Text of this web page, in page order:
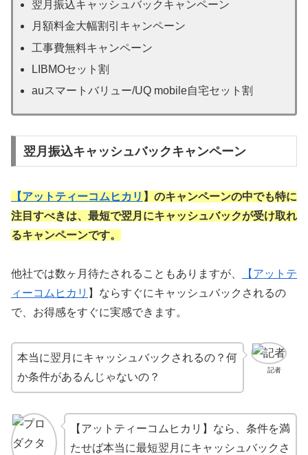
翌月振込キャッシュバックキャンペーン
月額料金大幅割引キャンペーン
工事費無料キャンペーン
LIBMOセット割
auスマートバリュー/UQ mobile自宅セット割
翌月振込キャッシュバックキャンペーン
【アットティーコムヒカリ 】のキャンペーンの中でも特に
注目すべきは、最短で翌月にキャッシュバックが受け取れ
るキャンペーンです。
他社では数ヶ月待たされることもありますが、 【 アットテ
ィーコムヒカリ 】ならすぐにキャッシュバックされるの
で、お得感をすぐに実感できます。
記者
本当に翌月にキャッシュバックされるの？何
か条件があるんじゃないの？
【アットティーコムヒカリ】なら、条件を満
たせば本当に最短翌月にキャッシュバックさ